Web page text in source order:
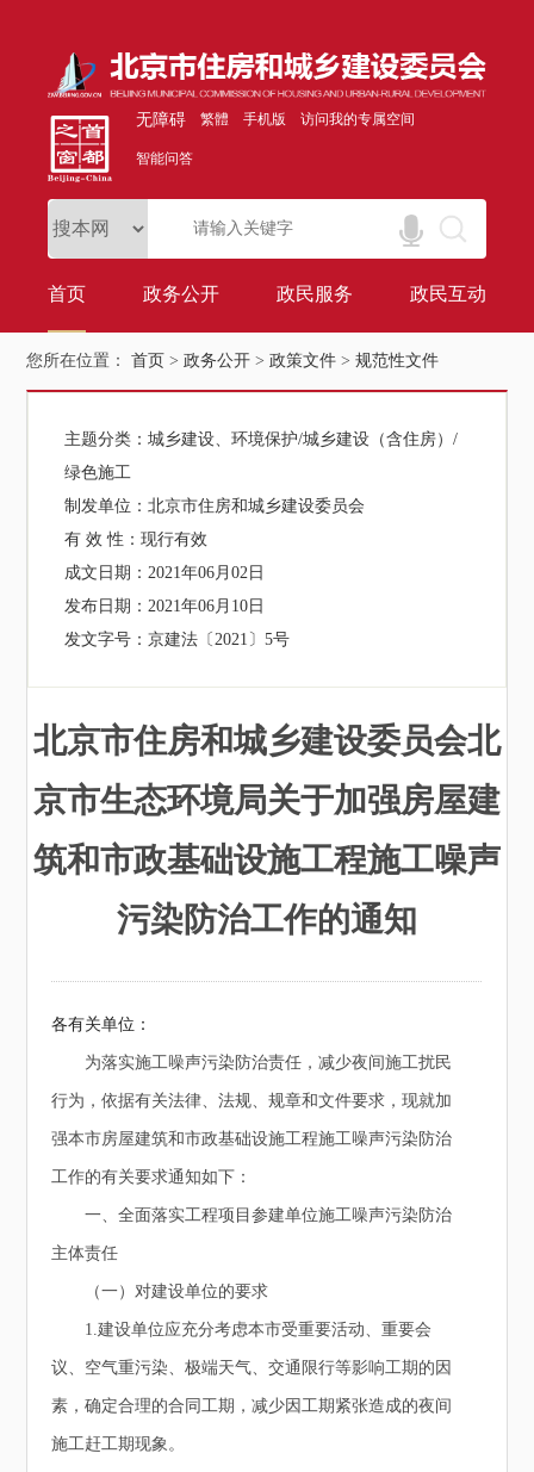
无障碍 繁體 手机版 访问我的专属空间
智能问答
首页 政务公开 政民服务 政民互动
您所在位置：首页 >政务公开 >政策文件 >规范性文件
主题分类：城乡建设、环境保护/城乡建设（含住房）/
绿色施工
制发单位：北京市住房和城乡建设委员会
有 效 性：现行有效
成文日期：2021年06月02日
发布日期：2021年06月10日
发文字号：京建法〔2021〕5号
北京市住房和城乡建设委员会北
京市生态环境局关于加强房屋建
筑和市政基础设施工程施工噪声
污染防治工作的通知
各有关单位：
为落实施工噪声污染防治责任，减少夜间施工扰民
行为，依据有关法律、法规、规章和文件要求，现就加
强本市房屋建筑和市政基础设施工程施工噪声污染防治
工作的有关要求通知如下：
一、全面落实工程项目参建单位施工噪声污染防治
主体责任
（一）对建设单位的要求
1.建设单位应充分考虑本市受重要活动、重要会
议、空气重污染、极端天气、交通限行等影响工期的因
素，确定合理的合同工期，减少因工期紧张造成的夜间
施工赶工期现象。